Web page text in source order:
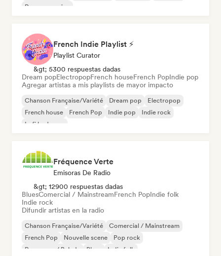
Pop progresivo
French Indie Playlist ⚡
Playlist Curator
&gt; 5300 respuestas dadas
Dream popElectropopFrench houseFrench PopIndie pop
Agregar artistas a mis playlists de mayor impacto
Chanson Française/Variété Dream pop
Electropop
French house
French Pop Indie pop
Indie rock
Lofi bedroom
Fréquence Verte
Emisoras De Radio
&gt; 12900 respuestas dadas
BluesComercial / MainstreamFrench PopIndie folk
Indie rock
Difundir artistas en la radio
Chanson Française/Variété
Comercial / Mainstream
French Pop
Nouvelle scene
Pop rock
Pop suave / Balada
Blues Indie folk